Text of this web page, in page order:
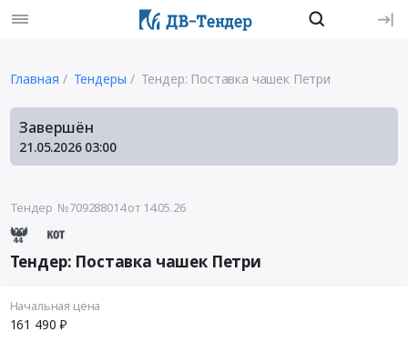
Главная Тендеры Тендер: Поставка чашек Петри
Завершён
21.05.2026 03:00
Тендер №709288014от 14.05.26
Тендер: Поставка чашек Петри
Начальная цена
161 490 ₽